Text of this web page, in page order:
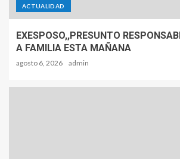
ACTUALIDAD
EXESPOSO,,PRESUNTO
A FAMILIA ESTA MAÑANA
agosto 6, 2026 admin